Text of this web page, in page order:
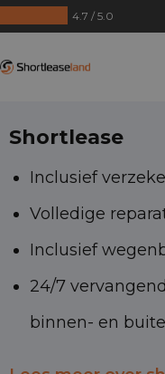
4.7 / 5.0
Shortlease
Inclusief
Volledige
Inclusief
24/7
binnen- en